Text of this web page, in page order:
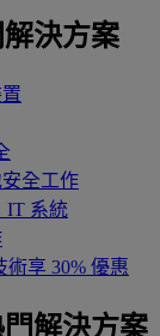
決方案
全工作
IT 系統
術享 30% 優惠
解決方案